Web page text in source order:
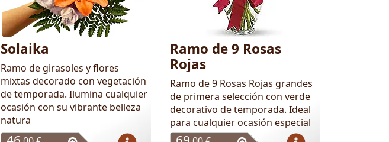
Solaika
Ramo de girasoles y flores
mixtas decorado con vegetación
de temporada. Ilumina cualquier
ocasión con su vibrante belleza
natura
Ramo de 9 Rosas
Rojas
Ramo de 9 Rosas Rojas grandes
de primera selección con verde
decorativo de temporada. Ideal
para cualquier ocasión especial